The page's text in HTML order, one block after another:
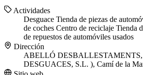
Actividades
Desguace Tienda de piezas de
de coches Centro de reciclaje Tienda
de repuestos de automóviles usados
Dirección
ABELLÓ
DESGUACES, S.L. ), Camí de la